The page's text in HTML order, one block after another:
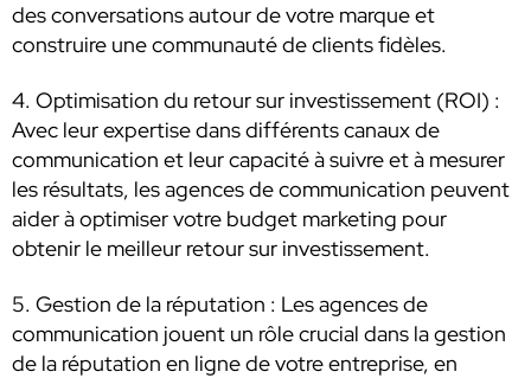
des conversations autour de votre marque et
construire une communauté de clients fidèles.
4. Optimisation du retour sur investissement (ROI) :
Avec leur expertise dans différents canaux de
communication et leur capacité à suivre et à mesurer
les résultats, les agences de communication peuvent
aider à optimiser votre budget marketing pour
obtenir le meilleur retour sur investissement.
5. Gestion de la réputation : Les agences de
communication jouent un rôle crucial dans la gestion
de la réputation en ligne de votre entreprise, en